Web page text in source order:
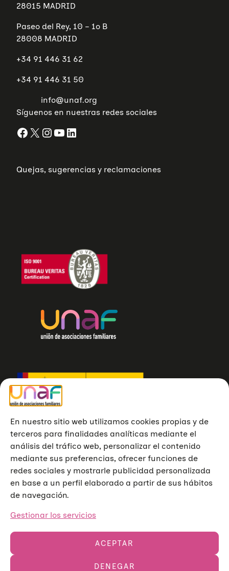
En nuestro sitio web utilizamos cookies propias y de
terceros para finalidades analíticas mediante el
análisis del tráfico web, personalizar el contenido
mediante sus preferencias, ofrecer funciones de
redes sociales y mostrarle publicidad personalizada
en base a un perfil elaborado a partir de sus hábitos
de navegación.
Gestionar los servicios
ACEPTAR
DENEGAR
28015 MADRID
Paseo del Rey, 10 – 1º B
28008 MADRID
+34 91 446 31 62
+34 91 446 31 50
info@unaf.org
Síguenos en nuestras redes sociales
Facebook X InstagramYouTube LinkedIn
Quejas, sugerencias y reclamaciones
Unión de Asociaciones Familiares © 2023